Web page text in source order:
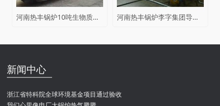
河南热丰锅炉10吨生物质热水案例 河南热丰锅炉李字集团导热油案例
新闻中心
浙江省特科院全球环境基金项目通过验收